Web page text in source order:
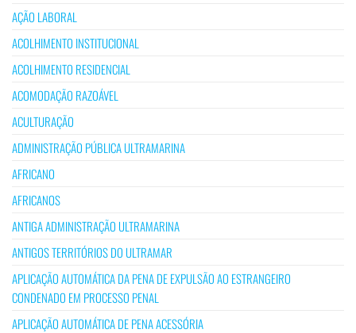
AÇÃO LABORAL
ACOLHIMENTO INSTITUCIONAL
ACOLHIMENTO RESIDENCIAL
ACOMODAÇÃO RAZOÁVEL
ACULTURAÇÃO
ADMINISTRAÇÃO PÚBLICA ULTRAMARINA
AFRICANO
AFRICANOS
ANTIGA ADMINISTRAÇÃO ULTRAMARINA
ANTIGOS TERRITÓRIOS DO ULTRAMAR
APLICAÇÃO AUTOMÁTICA DA PENA DE EXPULSÃO AO ESTRANGEIRO
CONDENADO EM PROCESSO PENAL
APLICAÇÃO AUTOMÁTICA DE PENA ACESSÓRIA